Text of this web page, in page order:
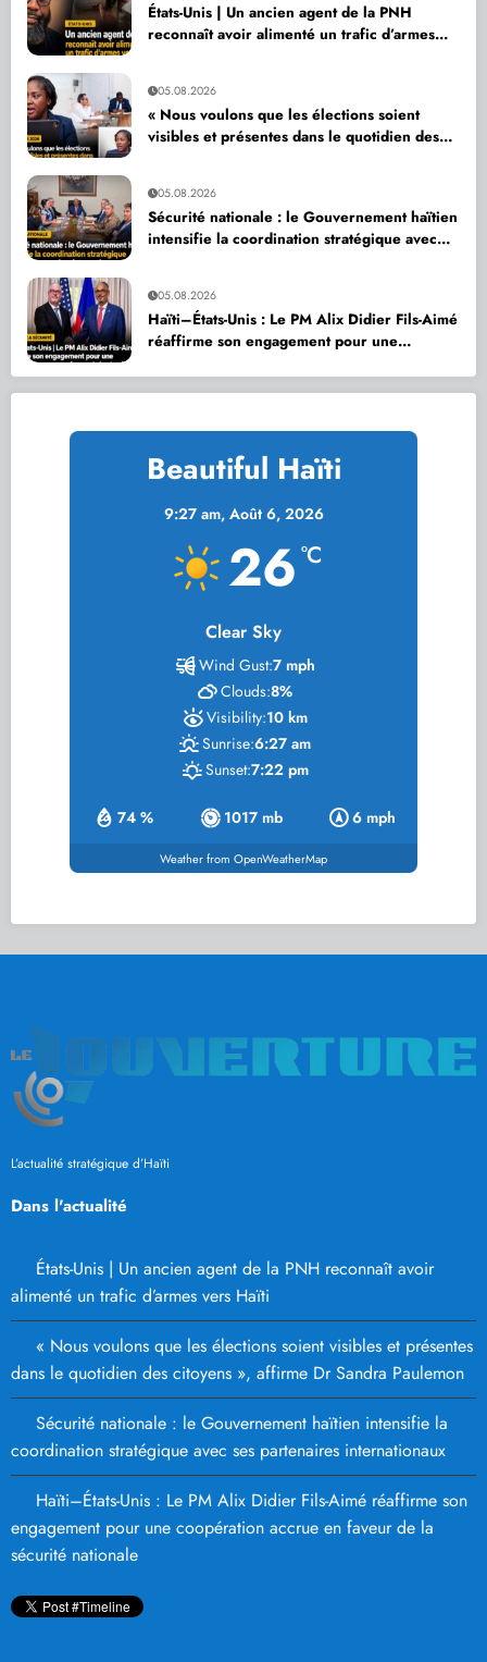
États-Unis | Un ancien agent de la PNH
reconnaît avoir alimenté un trafic d’armes
05.08.2026
« Nous voulons que les élections soient
visibles et présentes dans le quotidien des
05.08.2026
Sécurité nationale : le Gouvernement haïtien
intensifie la coordination stratégique avec
05.08.2026
Haïti–États-Unis : Le PM Alix Didier Fils-Aimé
réaffirme son engagement pour une
Beautiful Haïti
9:27 am, Août 6, 2026
26 °C
Clear Sky
74 % 1017 mb 6 mph
Wind Gust:7 mph
Clouds:8%
Visibility:10 km
Sunrise:6:27 am
Sunset:7:22 pm
Weather from OpenWeatherMap
L’actualité stratégique d’Haïti
Dans l'actualité
États-Unis | Un ancien agent de la PNH reconnaît avoir
alimenté un trafic d’armes vers Haïti
« Nous voulons que les élections soient visibles et présentes
dans le quotidien des citoyens », affirme Dr Sandra Paulemon
Sécurité nationale : le Gouvernement haïtien intensifie la
coordination stratégique avec ses partenaires internationaux
Haïti–États-Unis : Le PM Alix Didier Fils-Aimé réaffirme son
engagement pour une coopération accrue en faveur de la
sécurité nationale